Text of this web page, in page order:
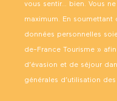
vous sentir… bien. Vous
maximum. En soumettant
données personnelles
de-France Tourisme »
d’évasion et de séjour
générales d’utilisation